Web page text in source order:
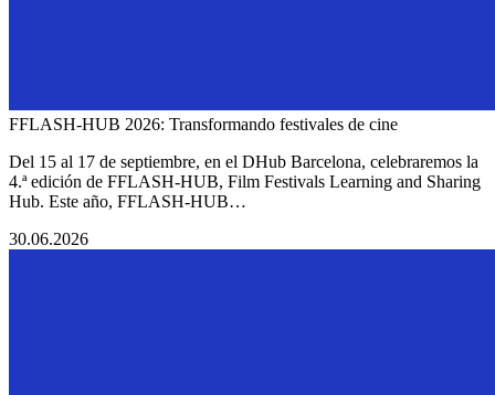
FFLASH-HUB 2026: Transformando festivales de cine
Del 15 al 17 de septiembre, en el DHub Barcelona, celebraremos la
4.ª edición de FFLASH-HUB, Film Festivals Learning and Sharing
Hub. Este año, FFLASH-HUB…
30.06.2026